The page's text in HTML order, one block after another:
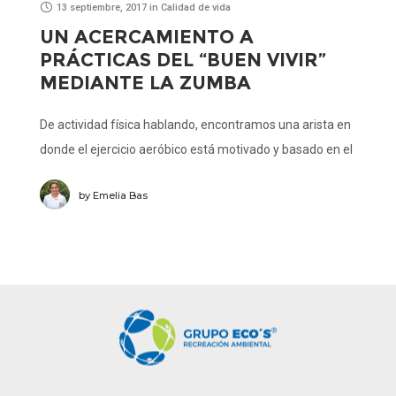
13 septiembre, 2017 in Calidad de vida
UN ACERCAMIENTO A
PRÁCTICAS DEL “BUEN VIVIR”
MEDIANTE LA ZUMBA
De actividad física hablando, encontramos una arista en
donde el ejercicio aeróbico está motivado y basado en el
es un programa de
by Emelia Bas